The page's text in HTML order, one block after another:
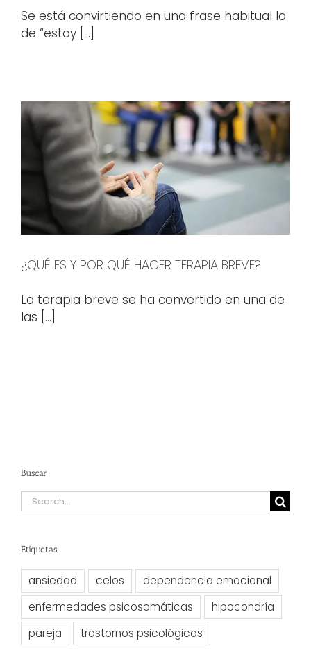
Se está convirtiendo en una frase habitual lo
de “estoy [...]
¿QUÉ ES Y POR QUÉ HACER TERAPIA BREVE?
La terapia breve se ha convertido en una de
las [...]
Buscar
Search
for:
Etiquetas
ansiedad celos
dependencia emocional
enfermedades psicosomáticas
hipocondría
pareja
trastornos psicológicos